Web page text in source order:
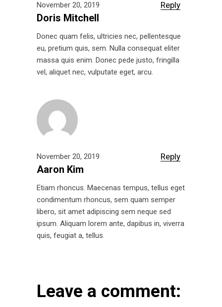
November 20, 2019 Reply
Doris Mitchell
Donec quam felis, ultricies nec, pellentesque
eu, pretium quis, sem. Nulla consequat eliter
massa quis enim. Donec pede justo, fringilla
vel, aliquet nec, vulputate eget, arcu.
November 20, 2019 Reply
Aaron Kim
Etiam rhoncus. Maecenas tempus, tellus eget
condimentum rhoncus, sem quam semper
libero, sit amet adipiscing sem neque sed
ipsum. Aliquam lorem ante, dapibus in, viverra
quis, feugiat a, tellus.
Leave a comment: